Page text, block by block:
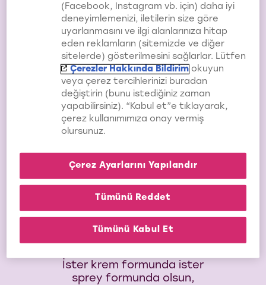
Nemlendirme adımını
atlamayın! Haftada bir kez,
saçlarınızın ihtiyaç duyduğu
suyu ve besleyici bileşenleri
saçlarınıza geri kazandırmak
için bakım kremi kullanın.
Durulanmayan saç
bakım ürünleri
kullanın
3
İster krem formunda ister
sprey formunda olsun,
(Facebook, Instagram vb. için) daha iyi
deneyimlemenizi, iletilerin size göre
uyarlanmasını ve ilgi alanlarınıza hitap
eden reklamların (sitemizde ve diğer
sitelerde) gösterilmesini sağlarlar. Lütfen
Çerezler Hakkında Bildirim okuyun
veya çerez tercihlerinizi buradan
değiştirin (bunu istediğiniz zaman
yapabilirsiniz). “Kabul et”e tıklayarak,
çerez kullanımımıza onay vermiş
olursunuz.
Çerez Ayarlarını Yapılandır
Tümünü Reddet
Tümünü Kabul Et